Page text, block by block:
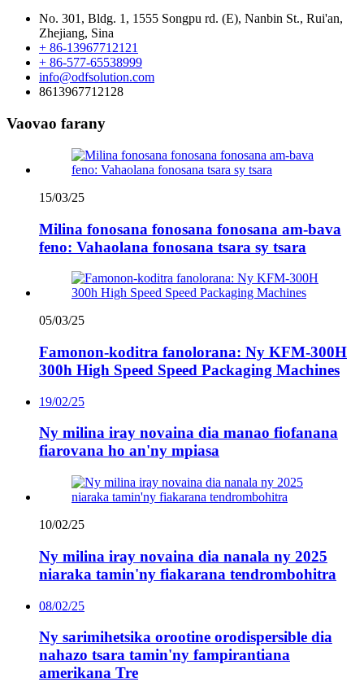
No. 301, Bldg. 1, 1555 Songpu rd. (E), Nanbin St., Rui'an,
Zhejiang, Sina
+ 86-13967712121
+ 86-577-65538999
info@odfsolution.com
8613967712128
Vaovao farany
15/03/25
Milina fonosana fonosana fonosana am-bava
feno: Vahaolana fonosana tsara sy tsara
05/03/25
Famonon-koditra fanolorana: Ny KFM-300H
300h High Speed ​​Speed ​​Packaging Machines
19/02/25
Ny milina iray novaina dia manao fiofanana
fiarovana ho an'ny mpiasa
10/02/25
Ny milina iray novaina dia nanala ny 2025
niaraka tamin'ny fiakarana tendrombohitra
08/02/25
Ny sarimihetsika orootine orodispersible dia
nahazo tsara tamin'ny fampirantiana
amerikana Tre